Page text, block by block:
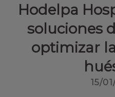
Hodelpa
soluciones
optimizar
15/